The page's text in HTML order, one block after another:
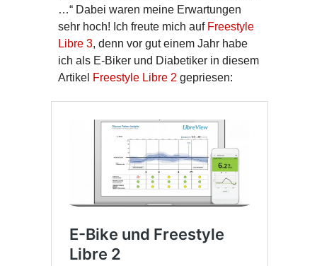
…“ Dabei waren meine Erwartungen
sehr hoch! Ich freute mich auf Freestyle
Libre 3, denn vor gut einem Jahr habe
ich als E-Biker und Diabetiker in diesem
Artikel Freestyle Libre 2 gepriesen: